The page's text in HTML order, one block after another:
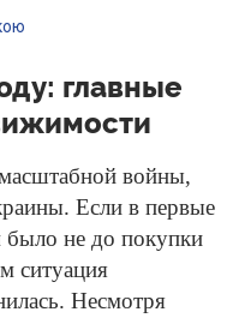
главные
войны,
Если в первые
было не до покупки
ситуация
Несмотря